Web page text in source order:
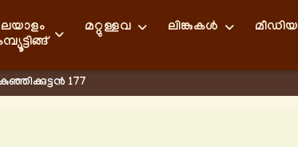
മറ്റുള്ളവ ലിങ്കുകള്‍ മീഡിയ
177